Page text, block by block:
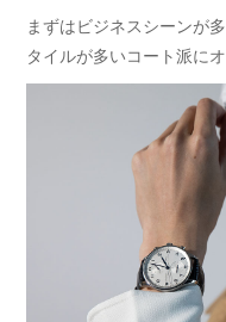
まずはビジネスシーンが
タイルが多いコート派に